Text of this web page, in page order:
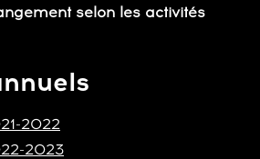
selon les activités
2022
2023